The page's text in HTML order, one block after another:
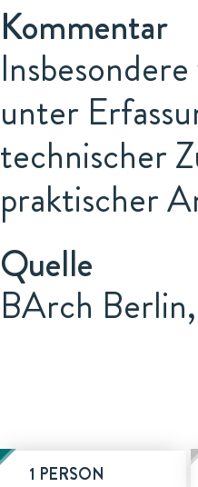
Kommentar
unter
technischer
praktischer
Quelle
BArch
1 PERSON